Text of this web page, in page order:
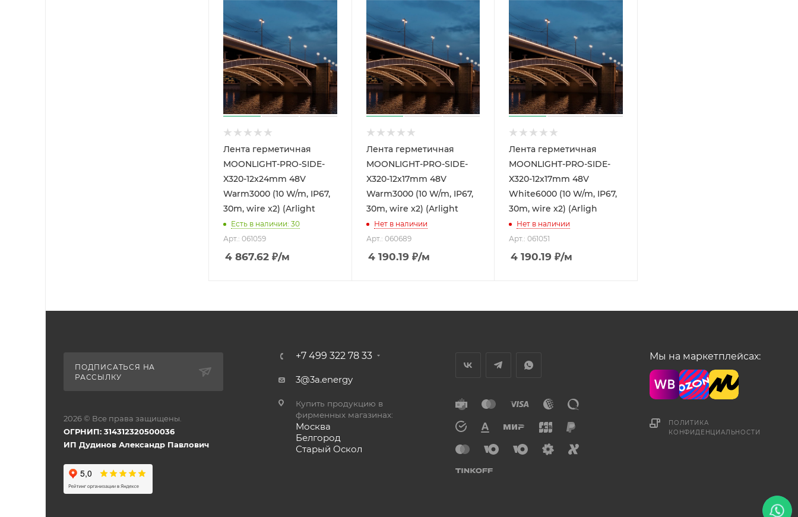
Лента герметичная
MOONLIGHT-PRO-SIDE-
X320-12x24mm 48V
Warm3000 (10 W/m, IP67,
30m, wire x2) (Arlight
Есть в наличии: 30
Арт.: 061059
4 867.62 ₽/м
Лента герметичная
MOONLIGHT-PRO-SIDE-
X320-12x17mm 48V
Warm3000 (10 W/m, IP67,
30m, wire x2) (Arlight
Нет в наличии
Арт.: 060689
4 190.19 ₽/м
Лента герметичная
MOONLIGHT-PRO-SIDE-
X320-12x17mm 48V
White6000 (10 W/m, IP67,
30m, wire x2) (Arligh
Нет в наличии
Арт.: 061051
4 190.19 ₽/м
ПОДПИСАТЬСЯ НА
РАССЫЛКУ
2026 © Все права защищены.
ОГРНИП: 314312320500036
ИП Дудинов Александр Павлович
+7 499 322 78 33
3@3a.energy
Купить продукцию в
фирменных магазинах:
Москва
Белгород
Старый Оскол
Мы на маркетплейсах:
ПОЛИТИКА
КОНФИДЕНЦИАЛЬНОСТИ